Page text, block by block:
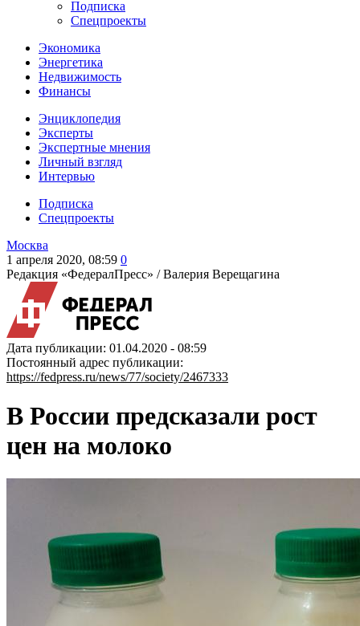
Подписка
Спецпроекты
Экономика
Энергетика
Недвижимость
Финансы
Энциклопедия
Эксперты
Экспертные мнения
Личный взгляд
Интервью
Подписка
Спецпроекты
Москва
1 апреля 2020, 08:59 0
Редакция «ФедералПресс» /Валерия Верещагина
Дата публикации: 01.04.2020 - 08:59
Постоянный адрес публикации:
https://fedpress.ru/news/77/society/2467333
В России предсказали рост
цен на молоко